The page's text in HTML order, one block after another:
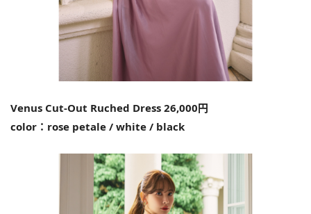
Venus Cut-Out Ruched Dress 26,000円
color：rose petale / white / black